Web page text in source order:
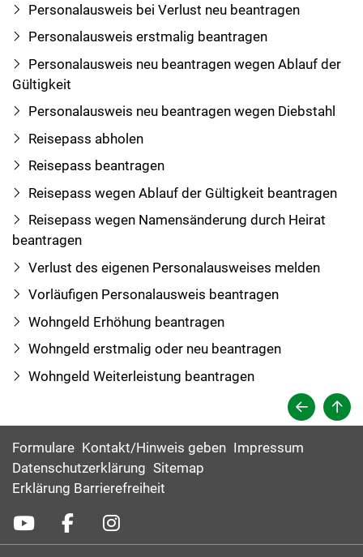
Personalausweis bei Verlust neu beantragen
Personalausweis erstmalig beantragen
Personalausweis neu beantragen wegen Ablauf der
Gültigkeit
Personalausweis neu beantragen wegen Diebstahl
Reisepass abholen
Reisepass beantragen
Reisepass wegen Ablauf der Gültigkeit beantragen
Reisepass wegen Namensänderung durch Heirat
beantragen
Verlust des eigenen Personalausweises melden
Vorläufigen Personalausweis beantragen
Wohngeld Erhöhung beantragen
Wohngeld erstmalig oder neu beantragen
Wohngeld Weiterleistung beantragen
Formulare Kontakt/Hinweis geben Impressum
Datenschutzerklärung Sitemap
Erklärung Barrierefreiheit